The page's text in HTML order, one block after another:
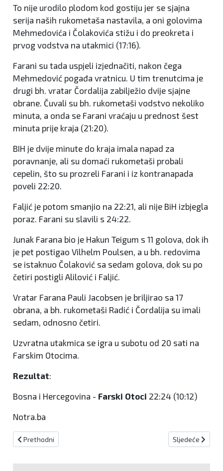
To nije urodilo plodom kod gostiju jer se sjajna
serija naših rukometaša nastavila, a oni golovima
Mehmedovića i Čolakovića stižu i do preokreta i
prvog vodstva na utakmici (17:16).
Farani su tada uspjeli izjednačiti, nakon čega
Mehmedović pogađa vratnicu. U tim trenutcima je
drugi bh. vratar Čordalija zabilježio dvije sjajne
obrane. Čuvali su bh. rukometaši vodstvo nekoliko
minuta, a onda se Farani vraćaju u prednost šest
minuta prije kraja (21:20).
BIH je dvije minute do kraja imala napad za
poravnanje, ali su domaći rukometaši probali
cepelin, što su prozreli Farani i iz kontranapada
poveli 22:20.
Faljić je potom smanjio na 22:21, ali nije BiH izbjegla
poraz. Farani su slavili s 24:22.
Junak Farana bio je Hakun Teigum s 11 golova, dok ih
je pet postigao Vilhelm Poulsen, a u bh. redovima
se istaknuo Čolaković sa sedam golova, dok su po
četiri postigli Alilović i Faljić.
Vratar Farana Pauli Jacobsen je briljirao sa 17
obrana, a bh. rukometaši Radić i Čordalija su imali
sedam, odnosno četiri.
Uzvratna utakmica se igra u subotu od 20 sati na
Farskim Otocima.
Rezultat:
Bosna i Hercegovina - Farski Otoci 22:24 (10:12)
Notra.ba
Prethodni članak: Francuzi objavili popis igrača za Svjetsko
Prethodni Sljedeći članak:
Sljedeće